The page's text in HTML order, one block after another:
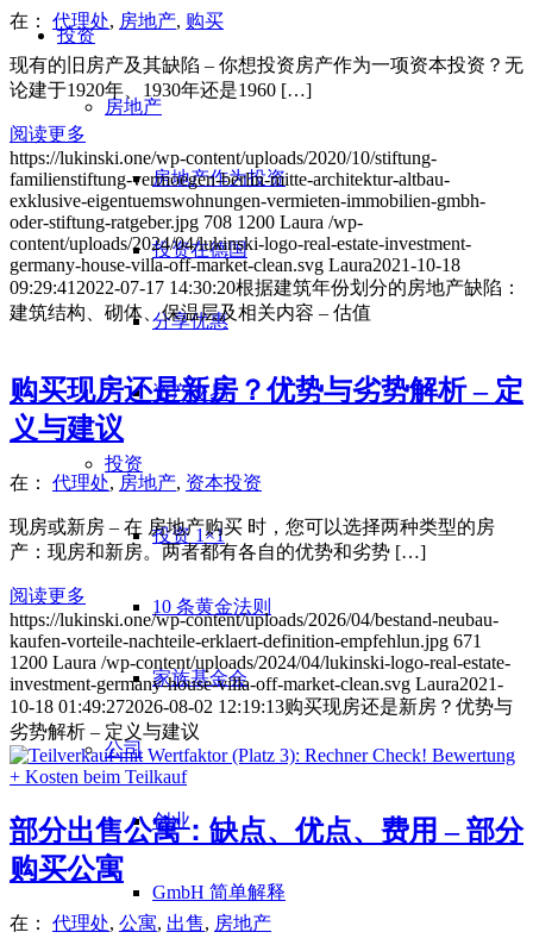
投资
房地产
房地产作为投资
投资在德国
分享优惠
资产交易
投资
投资 1×1
10 条黄金法则
家族基金会
公司
创业
GmbH 简单解释
在： 代理处, 房地产, 购买
现有的旧房产及其缺陷 – 你想投资房产作为一项资本投资？无
论建于1920年、1930年还是1960 […]
阅读更多
https://lukinski.one/wp-content/uploads/2020/10/stiftung-
familienstiftung-vermoegen-berlin-mitte-architektur-altbau-
exklusive-eigentuemswohnungen-vermieten-immobilien-gmbh-
oder-stiftung-ratgeber.jpg 708 1200 Laura /wp-
content/uploads/2024/04/lukinski-logo-real-estate-investment-
germany-house-villa-off-market-clean.svg Laura2021-10-18
09:29:41 2022-07-17 14:30:20根据建筑年份划分的房地产缺陷：
建筑结构、砌体、保温层及相关内容 – 估值
购买现房还是新房？优势与劣势解析 – 定
义与建议
在： 代理处, 房地产, 资本投资
现房或新房 – 在 房地产购买 时，您可以选择两种类型的房
产：现房和新房。两者都有各自的优势和劣势 […]
阅读更多
https://lukinski.one/wp-content/uploads/2026/04/bestand-neubau-
kaufen-vorteile-nachteile-erklaert-definition-empfehlun.jpg 671
1200 Laura /wp-content/uploads/2024/04/lukinski-logo-real-estate-
investment-germany-house-villa-off-market-clean.svg Laura2021-
10-18 01:49:272026-08-02 12:19:13购买现房还是新房？优势与
劣势解析 – 定义与建议
部分出售公寓：缺点、优点、费用 – 部分
购买公寓
在： 代理处, 公寓, 出售, 房地产